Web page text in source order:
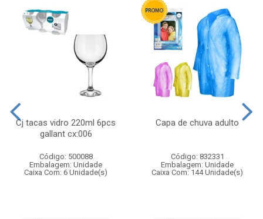
Cj tacas vidro 220ml 6pcs
gallant cx:006
Código: 500088
Embalagem: Unidade
Caixa Com: 6 Unidade(s)
Capa de chuva adulto
Código: 832331
Embalagem: Unidade
Caixa Com: 144 Unidade(s)